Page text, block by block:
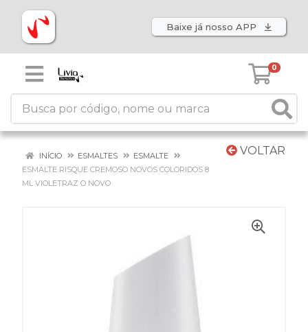
Baixe já nosso APP
0
VOLTAR
INÍCIO ESMALTES
ESMALTE
ESMALTE RISQUE CREMOSO NOVOS COLORIDOS 8
ML VIOLETRAZ O NOVO